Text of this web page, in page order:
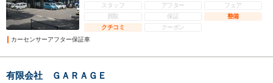
スタッフ
アフター
フェア
買取
保証
整備
クチコミ
クーポン
カーセンサーアフター保証車
有限会社 ＧＡＲＡＧＥ